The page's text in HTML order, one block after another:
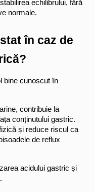
echilibrului, fără
normale.
în caz de
bine cunoscut în
contribuie la
conținutului gastric.
și reduce riscul ca
de reflux
acidului gastric și